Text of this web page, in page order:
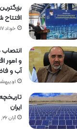
افتتاح
خرداد ۱۷, ۱۴۰۳
انتصاب
و امور
آب و
اردیبهشت
ایران
آبان ۲۶, ۱۴۰۱